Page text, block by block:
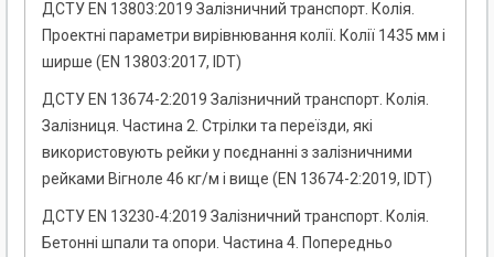
ДСТУ EN 13803:2019 Залізничний транспорт. Колія.
Проектні параметри вирівнювання колії. Колії 1435 мм і
ширше (EN 13803:2017, IDT)
ДСТУ EN 13674-2:2019 Залізничний транспорт. Колія.
Залізниця. Частина 2. Стрілки та переїзди, які
використовують рейки у поєднанні з залізничними
рейками Вігноле 46 кг/м і вище (EN 13674-2:2019, IDT)
ДСТУ EN 13230-4:2019 Залізничний транспорт. Колія.
Бетонні шпали та опори. Частина 4. Попередньо